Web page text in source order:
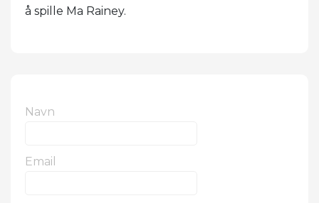
å spille Ma Rainey.
Navn
Email